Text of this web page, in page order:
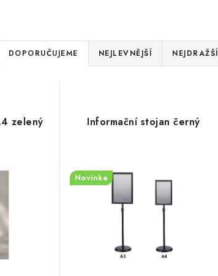
ŘDOPORUČUJEME NEJLEVNĚJŠÍ NEJDRAŽŠÍ
zelený Informační stojan černý
Novinka